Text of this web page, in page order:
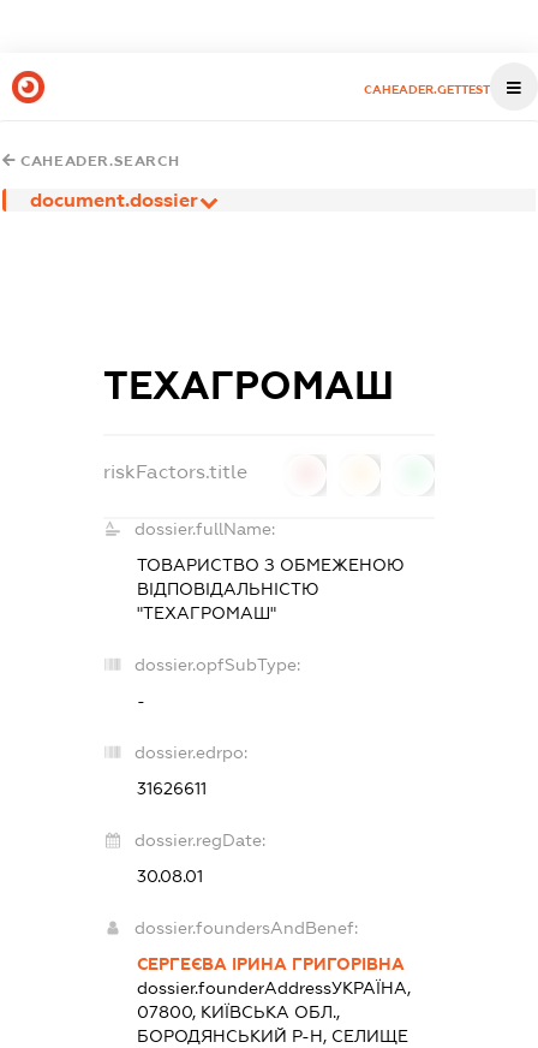
CAHEADER.GETTEST
CAHEADER.SEARCH
document.dossier
ТЕХАГРОМАШ
riskFactors.title
dossier.fullName:
ТОВАРИСТВО З ОБМЕЖЕНОЮ
ВІДПОВІДАЛЬНІСТЮ
"ТЕХАГРОМАШ"
dossier.opfSubType:
-
dossier.edrpo:
31626611
dossier.regDate:
30.08.01
dossier.foundersAndBenef:
СЕРГЕЄВА ІРИНА ГРИГОРІВНА
dossier.founderAddressУКРАЇНА,
07800, КИЇВСЬКА ОБЛ.,
БОРОДЯНСЬКИЙ Р-Н, СЕЛИЩЕ